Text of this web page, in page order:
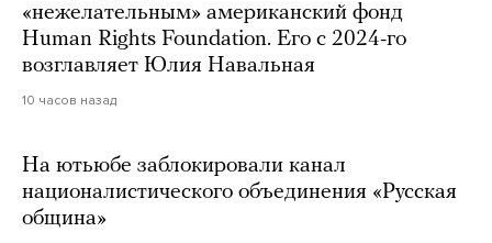
«нежелательным» американский фонд
Human Rights Foundation. Его с 2024-го
возглавляет Юлия Навальная
10 часов назад
На ютьюбе заблокировали канал
националистического объединения «Русская
община»